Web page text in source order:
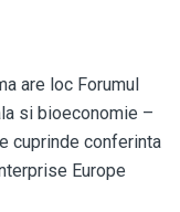
are loc Forumul
si bioeconomie –
cuprinde conferinta
Europe